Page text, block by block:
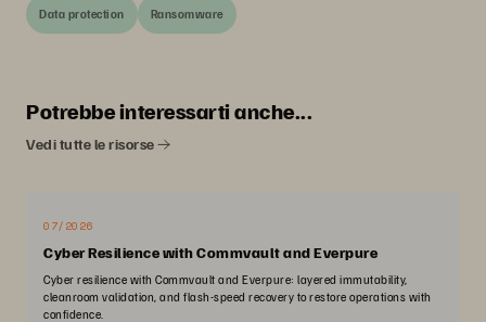
Data protection Ransomware
Potrebbe interessarti anche...
Vedi tutte le risorse
07/2026
Cyber Resilience with Commvault and Everpure
Cyber resilience with Commvault and Everpure: layered immutability,
cleanroom validation, and flash-speed recovery to restore operations with
confidence.